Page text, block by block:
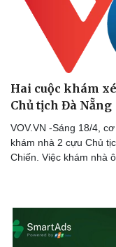
Hai cuộc khám
Chủ tịch Đà Nẵng
VOV.VN -Sáng 18/4,
khám nhà 2 cựu Chủ
Chiến. Việc khám nhà